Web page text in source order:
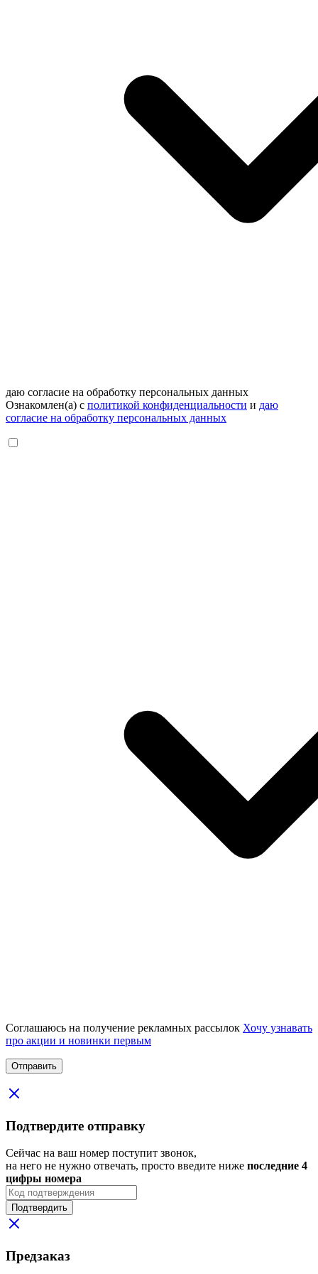
даю согласие на обработку персональных данных
Ознакомлен(а) с политикой конфиденциальности и даю
согласие на обработку персональных данных
Соглашаюсь на получение рекламных рассылок Хочу узнавать
про акции и новинки первым
Подтвердите отправку
Сейчас на ваш номер поступит звонок,
на него не нужно отвечать, просто введите ниже последние 4
цифры номера
Подтвердить
Предзаказ